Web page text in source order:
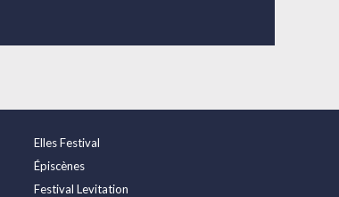
Elles Festival
Épiscènes
Festival Levitation